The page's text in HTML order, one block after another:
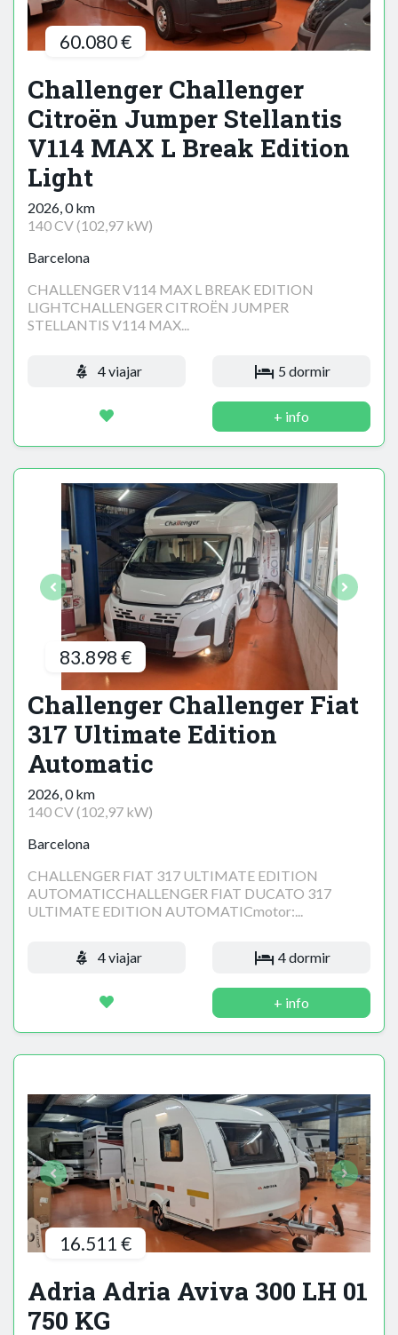
60.080 €
Challenger Challenger
Citroën Jumper Stellantis
V114 MAX L Break Edition
Light
2026, 0 km
140 CV (102,97 kW)
Barcelona
CHALLENGER V114 MAX L BREAK EDITION
LIGHTCHALLENGER CITROËN JUMPER
STELLANTIS V114 MAX...
4 viajar 5 dormir
+ info
83.898 €
Challenger Challenger Fiat
317 Ultimate Edition
Automatic
2026, 0 km
140 CV (102,97 kW)
Barcelona
CHALLENGER FIAT 317 ULTIMATE EDITION
AUTOMATICCHALLENGER FIAT DUCATO 317
ULTIMATE EDITION AUTOMATICmotor:...
4 viajar 4 dormir
+ info
16.511 €
Adria Adria Aviva 300 LH 01
750 KG